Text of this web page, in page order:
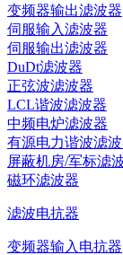
变频器输出滤波器
伺服输入滤波器
伺服输出滤波器
DuDt滤波器
正弦波滤波器
LCL谐波滤波器
中频电炉滤波器
有源电力谐波滤
屏蔽机房/军标滤
磁环滤波器
滤波电抗器
变频器输入电抗器